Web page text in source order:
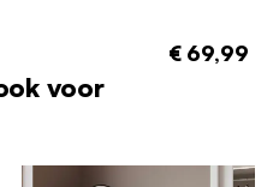
€ 69,99
voor